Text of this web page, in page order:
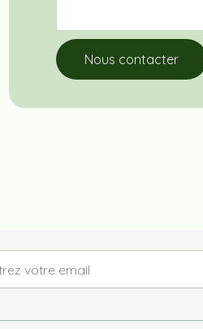
Nous contacter